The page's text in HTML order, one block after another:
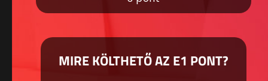
MIRE KÖLTHETŐ AZ E1 PONT?